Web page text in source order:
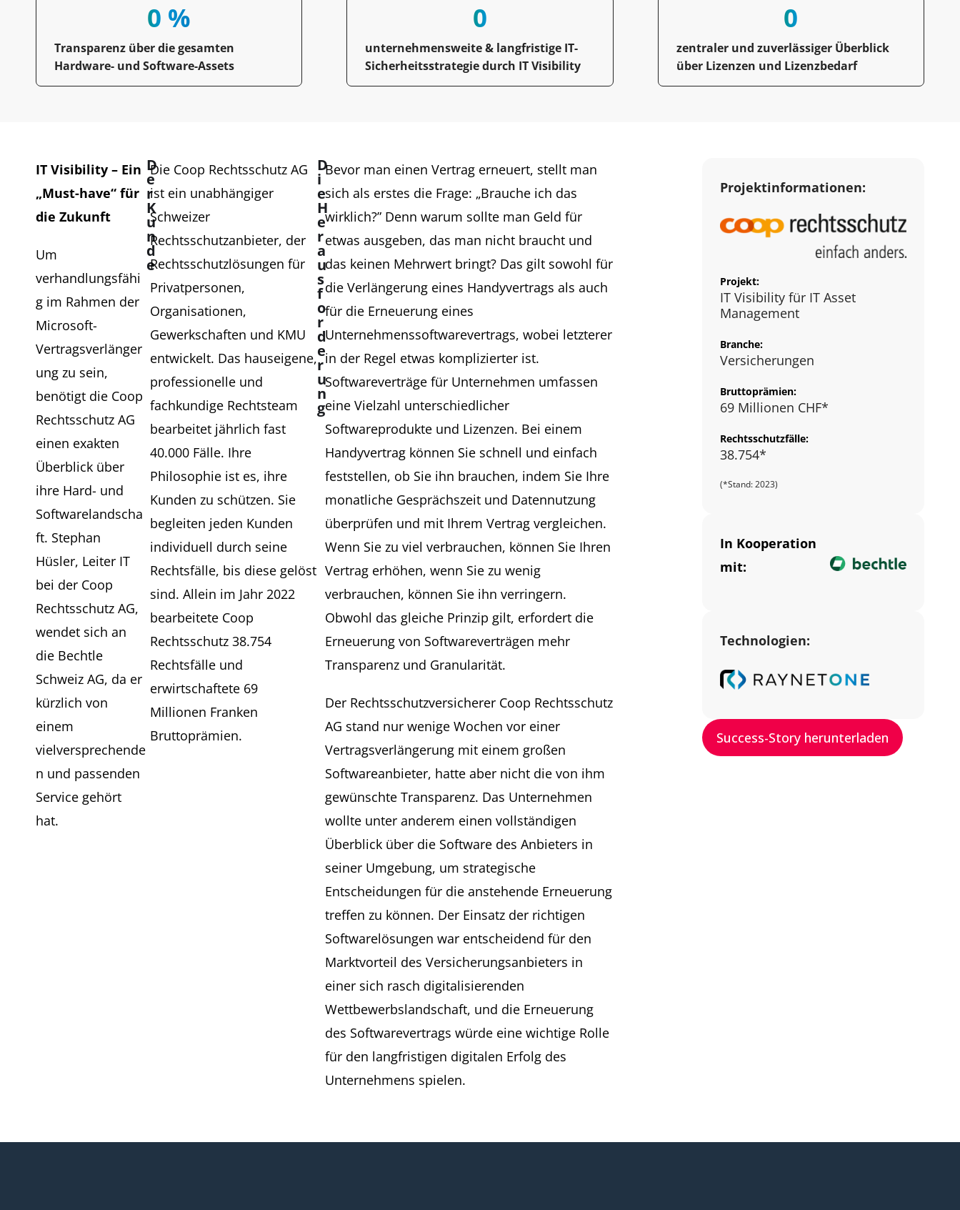
Transparenz über die gesamten
Hardware- und Software-Assets
0 %
unternehmensweite & langfristige IT-
Sicherheitsstrategie durch IT Visibility
0
zentraler und zuverlässiger Überblick
über Lizenzen und Lizenzbedarf
0
IT Visibility – Ein
„Must-have“ für
die Zukunft
Um
verhandlungsfähi
g im Rahmen der
Microsoft-
Vertragsverlänger
ung zu sein,
benötigt die Coop
Rechtsschutz AG
einen exakten
Überblick über
ihre Hard- und
Softwarelandscha
ft. Stephan
Hüsler, Leiter IT
bei der Coop
Rechtsschutz AG,
wendet sich an
die Bechtle
Schweiz AG, da er
kürzlich von
einem
vielversprechende
n und passenden
Service gehört
hat.
D
e
r
K
u
n
d
e
Die Coop Rechtsschutz AG
ist ein unabhängiger
Schweizer
Rechtsschutzanbieter, der
Rechtsschutzlösungen für
Privatpersonen,
Organisationen,
Gewerkschaften und KMU
entwickelt. Das hauseigene,
professionelle und
fachkundige Rechtsteam
bearbeitet jährlich fast
40.000 Fälle. Ihre
Philosophie ist es, ihre
Kunden zu schützen. Sie
begleiten jeden Kunden
individuell durch seine
Rechtsfälle, bis diese gelöst
sind. Allein im Jahr 2022
bearbeitete Coop
Rechtsschutz 38.754
Rechtsfälle und
erwirtschaftete 69
Millionen Franken
Bruttoprämien.
D
i
e
H
e
r
a
u
s
f
o
r
d
e
r
u
n
g
Bevor man einen Vertrag erneuert, stellt man
sich als erstes die Frage: „Brauche ich das
wirklich?” Denn warum sollte man Geld für
etwas ausgeben, das man nicht braucht und
das keinen Mehrwert bringt? Das gilt sowohl für
die Verlängerung eines Handyvertrags als auch
für die Erneuerung eines
Unternehmenssoftwarevertrags, wobei letzterer
in der Regel etwas komplizierter ist.
Softwareverträge für Unternehmen umfassen
eine Vielzahl unterschiedlicher
Softwareprodukte und Lizenzen. Bei einem
Handyvertrag können Sie schnell und einfach
feststellen, ob Sie ihn brauchen, indem Sie Ihre
monatliche Gesprächszeit und Datennutzung
überprüfen und mit Ihrem Vertrag vergleichen.
Wenn Sie zu viel verbrauchen, können Sie Ihren
Vertrag erhöhen, wenn Sie zu wenig
verbrauchen, können Sie ihn verringern.
Obwohl das gleiche Prinzip gilt, erfordert die
Erneuerung von Softwareverträgen mehr
Transparenz und Granularität.
Der Rechtsschutzversicherer Coop Rechtsschutz
AG stand nur wenige Wochen vor einer
Vertragsverlängerung mit einem großen
Softwareanbieter, hatte aber nicht die von ihm
gewünschte Transparenz. Das Unternehmen
wollte unter anderem einen vollständigen
Überblick über die Software des Anbieters in
seiner Umgebung, um strategische
Entscheidungen für die anstehende Erneuerung
treffen zu können. Der Einsatz der richtigen
Softwarelösungen war entscheidend für den
Marktvorteil des Versicherungsanbieters in
einer sich rasch digitalisierenden
Wettbewerbslandschaft, und die Erneuerung
des Softwarevertrags würde eine wichtige Rolle
für den langfristigen digitalen Erfolg des
Unternehmens spielen.
Projektinformationen:
Projekt:
IT Visibility für IT Asset
Management
Branche:
Versicherungen
Bruttoprämien:
69 Millionen CHF*
Rechtsschutzfälle:
38.754*
(*Stand: 2023)
In Kooperation
mit:
Technologien:
Success-Story herunterladen